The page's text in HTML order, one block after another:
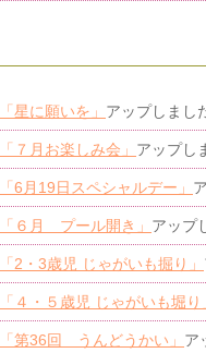
「星に願いを」 アップしまし
「７月お楽しみ会」 アップし
「6月19日スペシャルデー」
「６月 プール開き」 アップ
「2・3歳児 じゃがいも掘り」
「４・５歳児 じゃがいも堀り
「第36回 うんどうかい」 ア